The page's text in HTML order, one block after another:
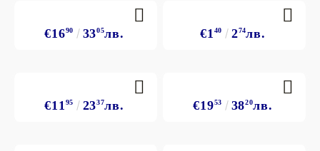
€1690 3305лв. €1 40 274лв.
€11 95 2337лв. €1953 3820лв.